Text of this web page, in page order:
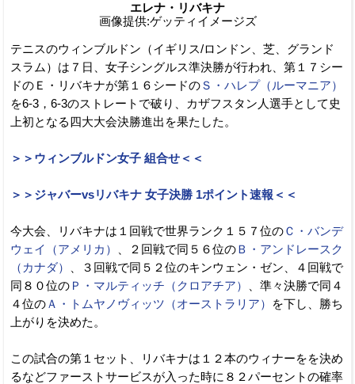
エレナ・リバキナ
画像提供:ゲッティイメージズ
テニスのウィンブルドン（イギリス/ロンドン、芝、グランド
スラム）は７日、女子シングルス準決勝が行われ、第１７シー
ドのＥ・リバキナが第１６シードのＳ・ハレプ（ルーマニア）
を6-3，6-3のストレートで破り、カザフスタン人選手として史
上初となる四大大会決勝進出を果たした。
＞＞ウィンブルドン女子 組合せ＜＜
＞＞ジャバーvsリバキナ 女子決勝 1ポイント速報＜＜
今大会、リバキナは１回戦で世界ランク１５７位のＣ・バンデ
ウェイ（アメリカ）
、２回戦で同５６位のＢ・アンドレースク
（カナダ）
、３回戦で同５２位のキンウェン・ゼン、４回戦で
同８０位の Ｐ・マルティッチ（クロアチア）
、準々決勝で同４
４位のＡ・トムヤノヴィッツ（オーストラリア）
を下し、勝ち
上がりを決めた。
この試合の第１セット、リバキナは１２本のウィナーをを決め
るなどファーストサービスが入った時に８２パーセントの確率